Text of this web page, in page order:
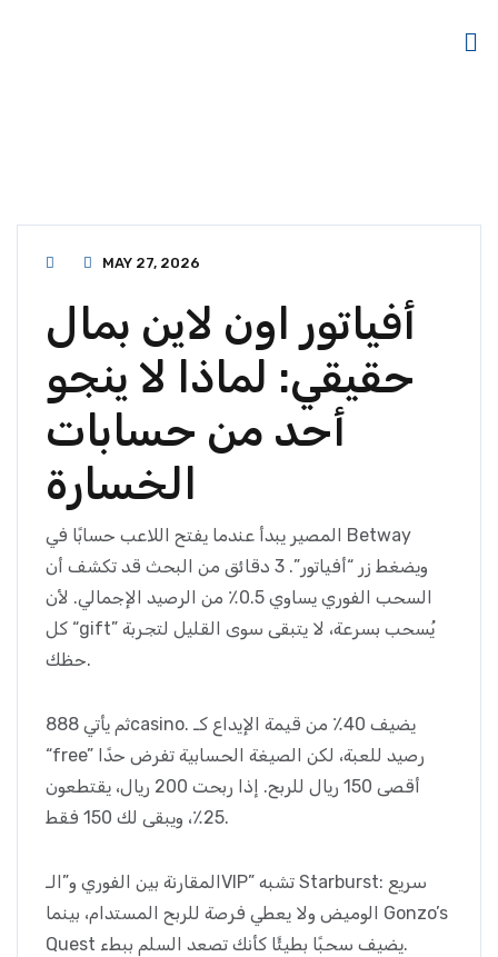
MAY 27, 2026
أفياتور اون لاين بمال
حقيقي: لماذا لا ينجو
أحد من حسابات
الخسارة
المصير يبدأ عندما يفتح اللاعب حسابًا في Betway
ويضغط زر “أفياتور”. 3 دقائق من البحث قد تكشف أن
السحب الفوري يساوي 0.5٪ من الرصيد الإجمالي. لأن
كل “gift” يُسحب بسرعة، لا يتبقى سوى القليل لتجربة
حظك.
ثم يأتي 888casino. يضيف 40٪ من قيمة الإيداع كـ
“free” رصيد للعبة، لكن الصيغة الحسابية تفرض حدًا
أقصى 150 ريال للربح. إذا ربحت 200 ريال، يقتطعون
25٪، ويبقى لك 150 فقط.
المقارنة بين الفوري و”الـVIP” تشبه Starburst: سريع
الوميض ولا يعطي فرصة للربح المستدام، بينما Gonzo’s
Quest يضيف سحبًا بطيئًا كأنك تصعد السلم ببطء.